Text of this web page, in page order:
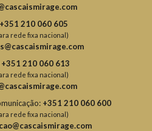
+351 210 060 605
rede fixa nacional)
+351 210 060 613
rede fixa nacional)
+351 210 060 600
rede fixa nacional)